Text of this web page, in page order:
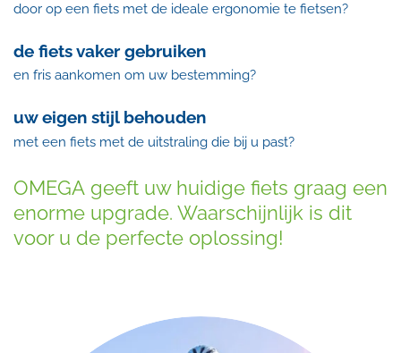
door op een fiets met de ideale ergonomie te fietsen?
de fiets vaker gebruiken
en fris aankomen om uw bestemming?
uw eigen stijl behouden
met een fiets met de uitstraling die bij u past?
OMEGA geeft uw huidige fiets graag een
enorme upgrade. Waarschijnlijk is dit
voor u de perfecte oplossing!